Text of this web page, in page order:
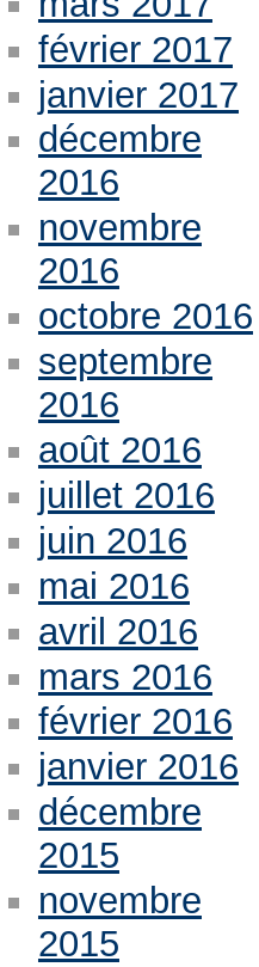
février 2017
janvier 2017
décembre
2016
novembre
2016
octobre 2016
septembre
2016
août 2016
juillet 2016
juin 2016
mai 2016
avril 2016
mars 2016
février 2016
janvier 2016
décembre
2015
novembre
2015